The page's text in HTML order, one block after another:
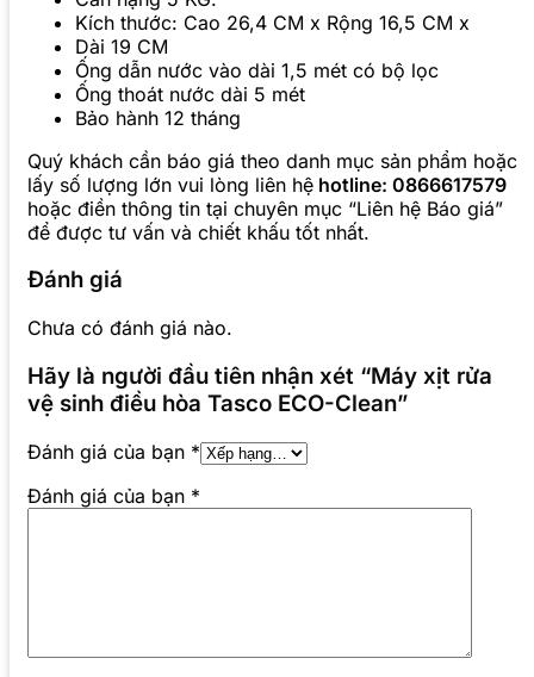
Kích thước: Cao 26,4 CM x Rộng 16,5 CM x
Dài 19 CM
Ống dẫn nước vào dài 1,5 mét có bộ lọc
Ống thoát nước dài 5 mét
Bảo hành 12 tháng
Quý khách cần báo giá theo danh mục sản phẩm hoặc
lấy số lượng lớn vui lòng liên hệ hotline: 0866617579
hoặc điền thông tin tại chuyên mục “Liên hệ Báo giá”
để được tư vấn và chiết khấu tốt nhất.
Đánh giá
Chưa có đánh giá nào.
Hãy là người đầu tiên nhận xét “Máy xịt rửa
vệ sinh điều hòa Tasco ECO-Clean”
Đánh giá của bạn *
Đánh giá của bạn *